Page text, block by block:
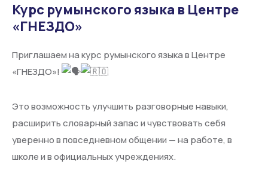
Курс румынского языка в Центре
«ГНЕЗДО»
Приглашаем на курс румынского языка в Центре
«ГНЕЗДО»!
Это возможность улучшить разговорные навыки,
расширить словарный запас и чувствовать себя
уверенно в повседневном общении — на работе, в
школе и в официальных учреждениях.